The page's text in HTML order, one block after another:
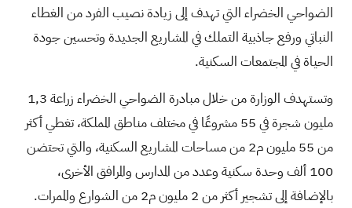
الضواحي الخضراء التي تهدف إلى زيادة نصيب الفرد من الغطاء
النباتي ورفع جاذبية التملك في المشاريع الجديدة وتحسين جودة
الحياة في المجتمعات السكنية.
وتستهدف الوزارة من خلال مبادرة الضواحي الخضراء زراعة 1,3
مليون شجرة في 55 مشروعًا في مختلف مناطق المملكة، تغطي أكثر
من 55 مليون م2 من مساحات المشاريع السكنية، والتي تحتضن
100 ألف وحدة سكنية وعدد من المدارس والمرافق الأخرى،
بالإضافة إلى تشجير أكثر من 2 مليون م2 من الشوارع والممرات.